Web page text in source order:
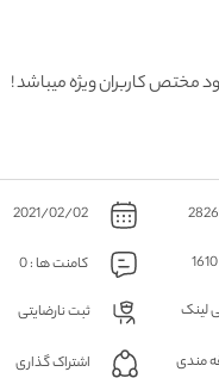
مختص کاربران ویژه میباشد !
2021/02/02
کامنت ها : 0
لینک
ثبت نارضایتی
مندی اشتراک گذاری